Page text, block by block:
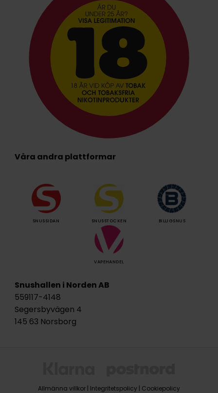
Våra andra plattformar
SNUSSIDAN SNUSSTOCKEN BILLIGSNUS
VAPEHANDEL
Snushallen i Norden AB
559117-4148
Segersbyvägen 4
145 63 Norsborg
Allmänna villkor | Integritetspolicy | Cookiepolicy